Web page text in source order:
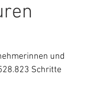
und
Schritte